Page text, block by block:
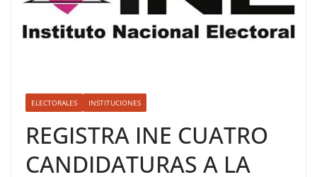
ELECTORALES INSTITUCIONES
REGISTRA INE CUATRO
CANDIDATURAS A LA